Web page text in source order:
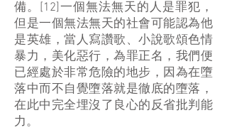
備。[12]一個無法無天的人是罪犯，
但是一個無法無天的社會可能認為他
是英雄，當人寫讚歌、小說歌頌色情
暴力，美化惡行，為罪正名，我們便
已經處於非常危險的地步，因為在墮
落中而不自覺墮落就是徹底的墮落，
在此中完全埋沒了良心的反省批判能
力。